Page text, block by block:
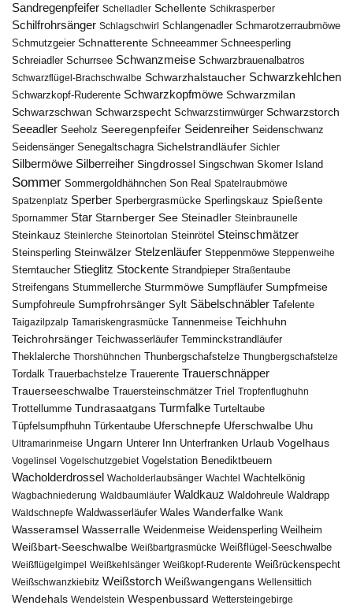
Sandregenpfeifer Schelladler Schellente Schikrasperber
Schilfrohrsänger Schlagschwirl Schlangenadler Schmarotzerraubmöwe
Schmutzgeier Schnatterente Schneeammer Schneesperling
Schreiadler Schurrsee Schwanzmeise Schwarzbrauenalbatros
Schwarzflügel-Brachschwalbe Schwarzhalstaucher Schwarzkehlchen
Schwarzkopf-Ruderente Schwarzkopfmöwe Schwarzmilan
Schwarzschwan Schwarzspecht Schwarzstirnwürger Schwarzstorch
Seeadler Seeholz Seeregenpfeifer Seidenreiher Seidenschwanz
Seidensänger Senegaltschagra Sichelstrandläufer Sichler
Silbermöwe Silberreiher Singdrossel Singschwan Skomer Island
Sommer Sommergoldhähnchen Son Real Spatelraubmöwe
Spatzenplatz Sperber Sperbergrasmücke Sperlingskauz Spießente
Spornammer Star Starnberger See Steinadler Steinbraunelle
Steinkauz Steinlerche Steinortolan Steinrötel Steinschmätzer
Steinsperling Steinwälzer Stelzenläufer Steppenmöwe Steppenweihe
Sterntaucher Stieglitz Stockente Strandpieper Straßentaube
Streifengans Stummellerche Sturmmöwe Sumpfläufer Sumpfmeise
Sumpfohreule Sumpfrohrsänger Sylt Säbelschnäbler Tafelente
Taigazilpzalp Tamariskengrasmücke Tannenmeise Teichhuhn
Teichrohrsänger Teichwasserläufer Temminckstrandläufer
Theklalerche Thorshühnchen Thunbergschafstelze Thungbergschafstelze
Tordalk Trauerbachstelze Trauerente Trauerschnäpper
Trauerseeschwalbe Trauersteinschmätzer Triel Tropfenflughuhn
Trottellumme Tundrasaatgans Turmfalke Turteltaube
Tüpfelsumpfhuhn
Türkentaube Uferschnepfe Uferschwalbe Uhu
Ultramarinmeise Ungarn Unterer Inn Unterfranken Urlaub Vogelhaus
Vogelinsel Vogelschutzgebiet Vogelstation Benediktbeuern
Wacholderdrossel Wacholderlaubsänger Wachtel Wachtelkönig
Wagbachniederung Waldbaumläufer Waldkauz Waldohreule Waldrapp
Waldschnepfe Waldwasserläufer Wales Wanderfalke Wank
Wasseramsel Wasserralle Weidenmeise Weidensperling Weilheim
Weißbart-Seeschwalbe Weißbartgrasmücke Weißflügel-Seeschwalbe
Weißflügelgimpel Weißkehlsänger Weißkopf-Ruderente Weißrückenspecht
Weißschwanzkiebitz Weißstorch Weißwangengans Wellensittich
Wendehals Wendelstein Wespenbussard Wettersteingebirge